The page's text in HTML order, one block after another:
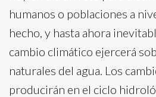
humanos o poblaciones a
hecho, y hasta ahora
cambio climático ejercerá
naturales del agua. Los
producirán en el ciclo